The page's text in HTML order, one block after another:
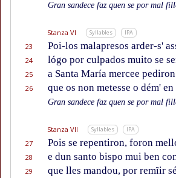
Gran sandece faz quen se por mal
Stanza VI Syllables IPA
23 Poi-los malapresos arder-s'
24
lógo por culpados muito se
25
a Santa María mercee pediron
26
que os non metesse o dém'
Gran sandece faz quen se por mal
Stanza VII Syllables IPA
27 Pois se repentiron, foron
28
e dun santo bispo mui ben
29
que lles mandou, por remĩir